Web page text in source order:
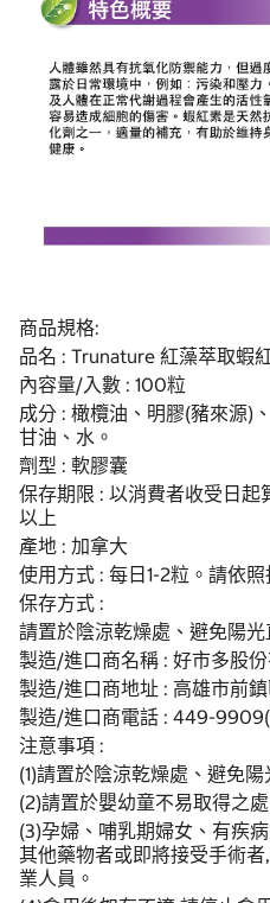
商品規格:
品名 : Trunature 紅藻萃取蝦
內容量/入數 : 100粒
成分 : 橄欖油、明膠(豬來源)
甘油、水。
劑型 : 軟膠囊
保存期限 : 以消費者收受日起
以上
產地 : 加拿大
使用方式 : 每日1-2粒。請依
保存方式 :
請置於陰涼乾燥處、避免陽
製造/進口商名稱 : 好市多股
製造/進口商地址 : 高雄市前
製造/進口商電話 : 449-
注意事項 :
(1)請置於陰涼乾燥處、避免
(2)請置於嬰幼童不易取得之處
(3)孕婦、哺乳期婦女、有疾
其他藥物者或即將接受手術
業人員。